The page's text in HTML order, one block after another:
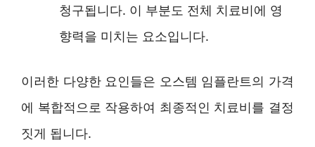
청구됩니다. 이 부분도 전체 치료비에 영
향력을 미치는 요소입니다.
이러한 다양한 요인들은 오스템 임플란트의 가격
에 복합적으로 작용하여 최종적인 치료비를 결정
짓게 됩니다.